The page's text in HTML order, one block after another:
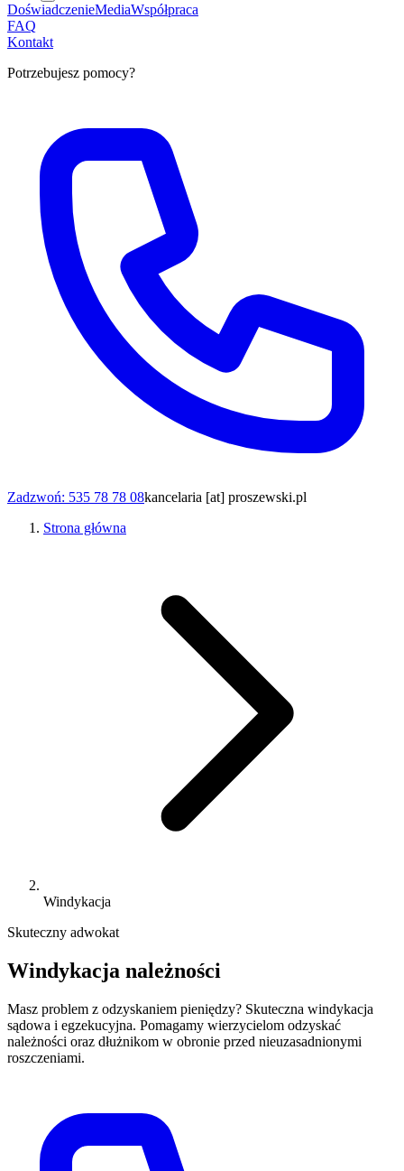
DoświadczenieMediaWspółpraca
FAQ
Kontakt
Potrzebujesz pomocy?
Zadzwoń: 535 78 78 08kancelaria [at] proszewski.pl
Strona główna
Windykacja
Skuteczny adwokat
Windykacja należności
Masz problem z odzyskaniem pieniędzy? Skuteczna windykacja
sądowa i egzekucyjna. Pomagamy wierzycielom odzyskać
należności oraz dłużnikom w obronie przed nieuzasadnionymi
roszczeniami.